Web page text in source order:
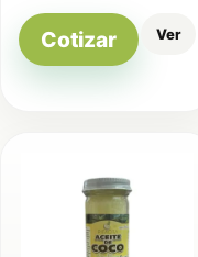
Cotizar Ver